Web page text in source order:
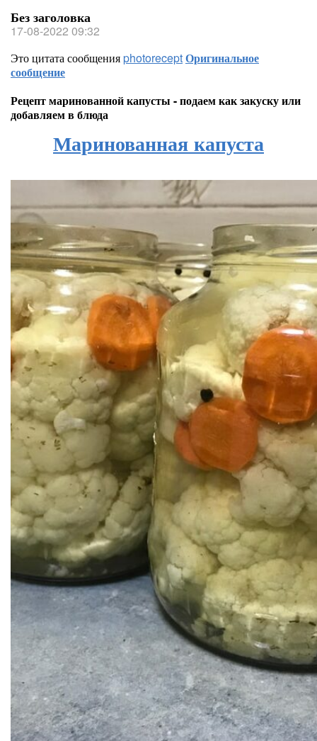
Без заголовка
17-08-2022 09:32
Это цитата сообщенияphotoreceptОригинальное
сообщение
Рецепт маринованной капусты - подаем как закуску или
добавляем в блюда
Маринованная капуста